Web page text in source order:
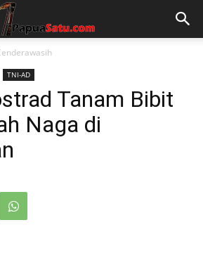
TNI-AD
Tanam Bibit
Naga di